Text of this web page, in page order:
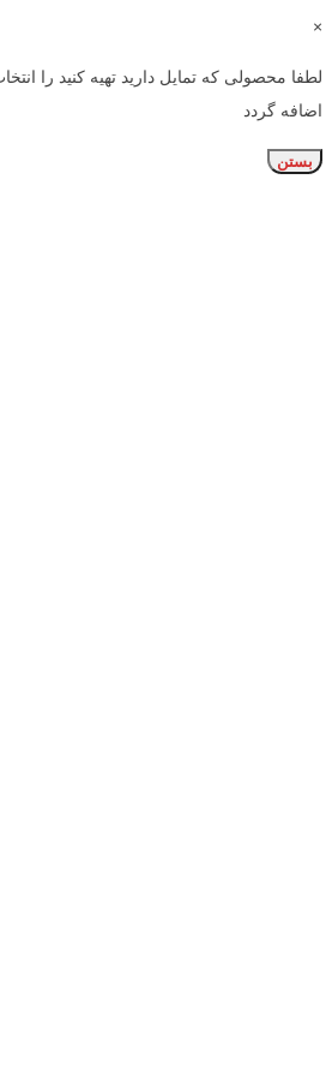
×
لطفا محصولی که تمایل دارید تهیه کنید را
اضافه گردد
بستن